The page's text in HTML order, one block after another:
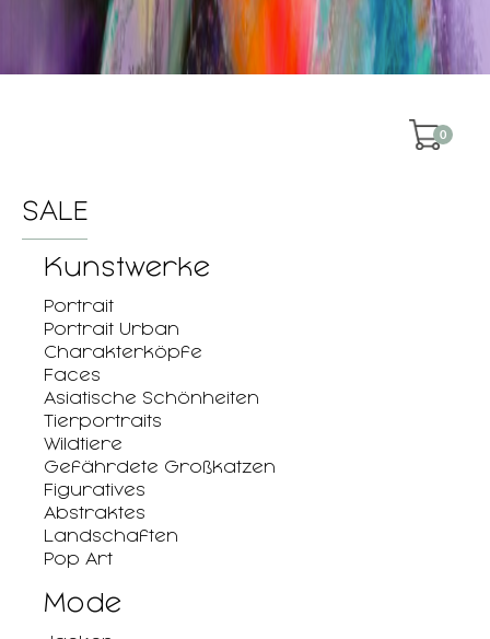
0
SALE
Kunstwerke
Portrait
Portrait Urban
Charakterköpfe
Faces
Asiatische Schönheiten
Tierportraits
Wildtiere
Gefährdete Großkatzen
Figuratives
Abstraktes
Landschaften
Pop Art
Mode